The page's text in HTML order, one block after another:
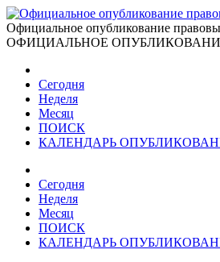
Официальное опубликование
ОФИЦИАЛЬНОЕ
Сегодня
Неделя
Месяц
ПОИСК
КАЛЕНДАРЬ
Сегодня
Неделя
Месяц
ПОИСК
КАЛЕНДАРЬ